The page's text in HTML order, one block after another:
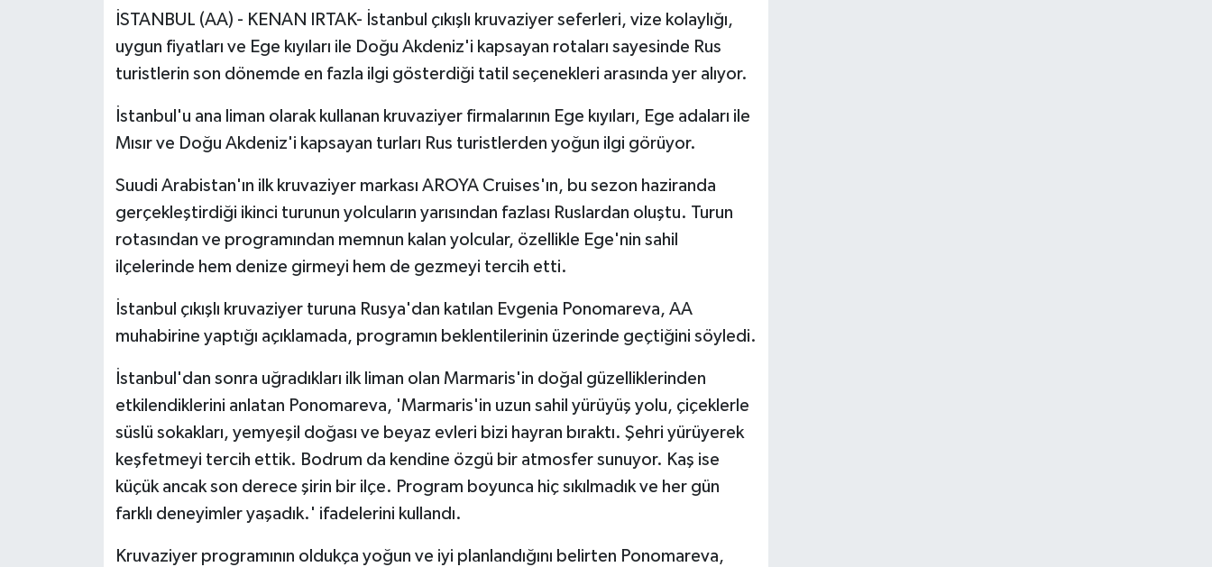
İSTANBUL (AA) - KENAN IRTAK- İstanbul çıkışlı kruvaziyer seferleri, vize kolaylığı,
uygun fiyatları ve Ege kıyıları ile Doğu Akdeniz'i kapsayan rotaları sayesinde Rus
turistlerin son dönemde en fazla ilgi gösterdiği tatil seçenekleri arasında yer alıyor.
İstanbul'u ana liman olarak kullanan kruvaziyer firmalarının Ege kıyıları, Ege adaları ile
Mısır ve Doğu Akdeniz'i kapsayan turları Rus turistlerden yoğun ilgi görüyor.
Suudi Arabistan'ın ilk kruvaziyer markası AROYA Cruises'ın, bu sezon haziranda
gerçekleştirdiği ikinci turunun yolcuların yarısından fazlası Ruslardan oluştu. Turun
rotasından ve programından memnun kalan yolcular, özellikle Ege'nin sahil
ilçelerinde hem denize girmeyi hem de gezmeyi tercih etti.
İstanbul çıkışlı kruvaziyer turuna Rusya'dan katılan Evgenia Ponomareva, AA
muhabirine yaptığı açıklamada, programın beklentilerinin üzerinde geçtiğini söyledi.
İstanbul'dan sonra uğradıkları ilk liman olan Marmaris'in doğal güzelliklerinden
etkilendiklerini anlatan Ponomareva, 'Marmaris'in uzun sahil yürüyüş yolu, çiçeklerle
süslü sokakları, yemyeşil doğası ve beyaz evleri bizi hayran bıraktı. Şehri yürüyerek
keşfetmeyi tercih ettik. Bodrum da kendine özgü bir atmosfer sunuyor. Kaş ise
küçük ancak son derece şirin bir ilçe. Program boyunca hiç sıkılmadık ve her gün
farklı deneyimler yaşadık.' ifadelerini kullandı.
Kruvaziyer programının oldukça yoğun ve iyi planlandığını belirten Ponomareva,